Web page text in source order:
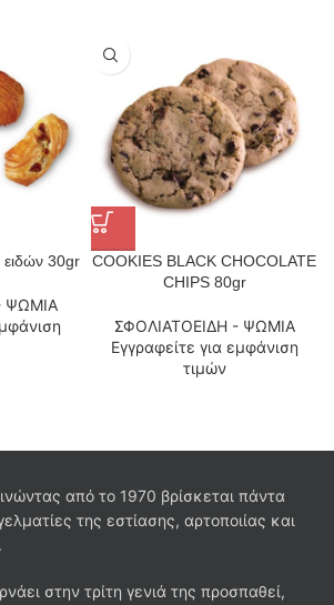
30gr
ΨΩΜΙΑ
COOKIES BLACK CHOCOLATE
CHIPS 80gr
ΣΦΟΛΙΑΤΟΕΙΔΗ - ΨΩΜΙΑ
Εγγραφείτε για εμφάνιση
τιμών
από το 1970 βρίσκεται πάντα
της εστίασης, αρτοποιίας και
στην τρίτη γενιά της προσπαθεί,